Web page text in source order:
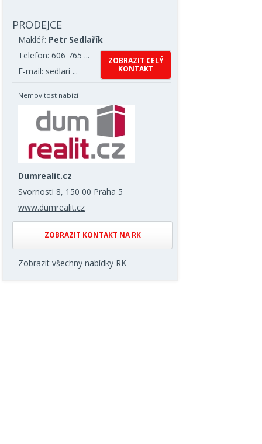
PRODEJCE
Makléř: Petr Sedlařík
Telefon: 606 765 ...
E-mail: sedlari ...
ZOBRAZIT CELÝ
KONTAKT
Nemovitost nabízí
Dumrealit.cz
Svornosti 8, 150 00 Praha 5
www.dumrealit.cz
ZOBRAZIT KONTAKT NA RK
Zobrazit všechny nabídky RK